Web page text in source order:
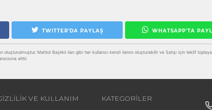
TWITTER'DA PAYLAŞ WHATSAPP'TA
oluşturulmuştur. Mahlut Başlıklı ilan gibi her kullanıcı kendi ilanını oluşturabilir ve Satışı için teklif
aittir.
VE KULLANIM KATEGORİLER